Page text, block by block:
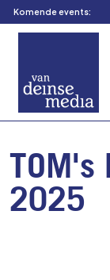
Komende events:
19 augustus 2026-
2025